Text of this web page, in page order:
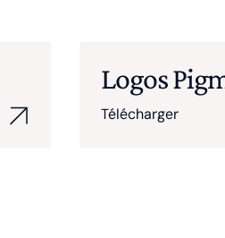
Logos
Télécharger